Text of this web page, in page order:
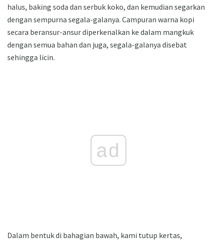
halus, baking soda dan serbuk koko, dan kemudian segarkan
dengan sempurna segala-galanya. Campuran warna kopi
secara beransur-ansur diperkenalkan ke dalam mangkuk
dengan semua bahan dan juga, segala-galanya disebat
sehingga licin.
ad
Dalam bentuk di bahagian bawah, kami tutup kertas,